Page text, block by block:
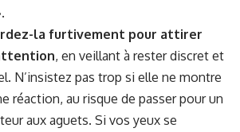
la furtivement pour attirer
, en veillant à rester discret et
N’insistez pas trop si elle ne montre
réaction, au risque de passer pour un
aux aguets. Si vos yeux se